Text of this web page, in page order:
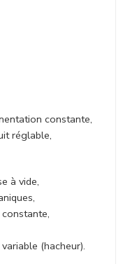
constante,
réglable,
à vide,
(hacheur).